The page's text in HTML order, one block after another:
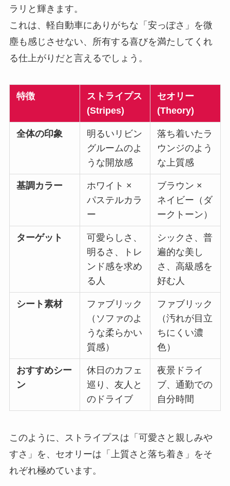
ラリと輝きます。
これは、軽自動車にありがちな「安っぽさ」を微
塵も感じさせない、所有する喜びを満たしてくれ
る仕上がりだと言えるでしょう。
特徴
ストライプス
(Stripes)
セオリー
(Theory)
全体の印象
明るいリビン
グルームのよ
うな開放感
落ち着いたラ
ウンジのよう
な上質感
基調カラー
ホワイト ×
パステルカラ
ー
ブラウン ×
ネイビー（ダ
ークトーン）
ターゲット
可愛らしさ、
明るさ、トレ
ンド感を求め
る人
シックさ、普
遍的な美し
さ、高級感を
好む人
シート素材
ファブリック
（ソファのよ
うな柔らかい
質感）
ファブリック
（汚れが目立
ちにくい濃
色）
おすすめシー
ン
休日のカフェ
巡り、友人と
のドライブ
夜景ドライ
ブ、通勤での
自分時間
このように、ストライプスは「可愛さと親しみや
すさ」を、セオリーは「上質さと落ち着き」をそ
れぞれ極めています。